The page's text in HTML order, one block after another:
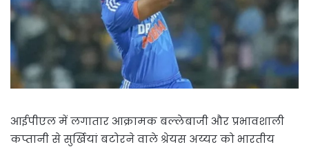
आईपीएल में लगातार आक्रामक बल्लेबाजी और प्रभावशाली
कप्तानी से सुर्खियां बटोरने वाले श्रेयस अय्यर को भारतीय